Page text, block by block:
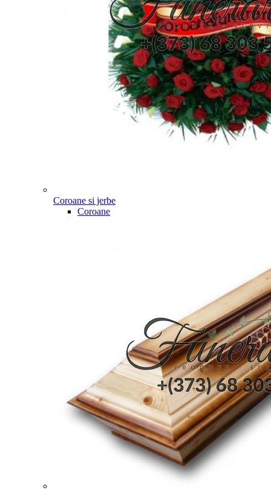
Coroane si jerbe
Coroane